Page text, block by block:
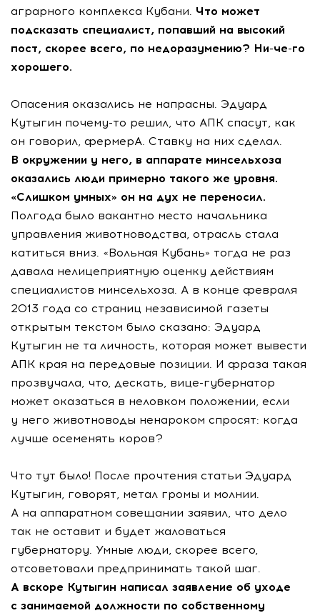
аграрного комплекса Кубани. Что может
подсказать специалист, попавший на высокий
пост, скорее всего, по недоразумению? Ни-че-го
хорошего.
Опасения оказались не напрасны. Эдуард
Кутыгин почему-то решил, что АПК спасут, как
он говорил, фермерА. Ставку на них сделал.
В окружении у него, в аппарате минсельхоза
оказались люди примерно такого же уровня.
«Слишком умных» он на дух не переносил.
Полгода было вакантно место начальника
управления животноводства, отрасль стала
катиться вниз. «Вольная Кубань» тогда не раз
давала нелицеприятную оценку действиям
специалистов минсельхоза. А в конце февраля
2013 года со страниц независимой газеты
открытым текстом было сказано: Эдуард
Кутыгин не та личность, которая может вывести
АПК края на передовые позиции. И фраза такая
прозвучала, что, дескать, вице-губернатор
может оказаться в неловком положении, если
у него животноводы ненароком спросят: когда
лучше осеменять коров?
Что тут было! После прочтения статьи Эдуард
Кутыгин, говорят, метал громы и молнии.
А на аппаратном совещании заявил, что дело
так не оставит и будет жаловаться
губернатору. Умные люди, скорее всего,
отсоветовали предпринимать такой шаг.
А вскоре Кутыгин написал заявление об уходе
с занимаемой должности по собственному